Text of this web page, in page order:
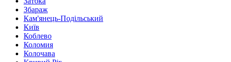
Збараж
Кам'янець-Подільський
Київ
Коблево
Коломия
Колочава